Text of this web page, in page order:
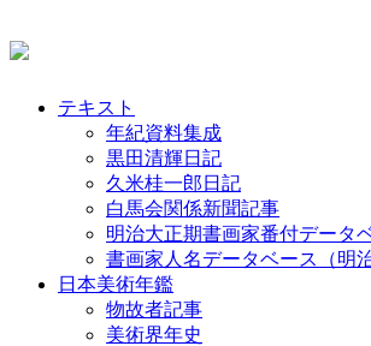
テキスト
年紀資料集成
黒田清輝日記
久米桂一郎日記
白馬会関係新聞記事
明治大正期書画家番付データ
書画家人名データベース（明
日本美術年鑑
物故者記事
美術界年史